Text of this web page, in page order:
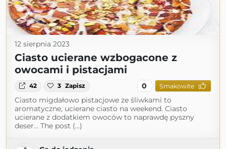
12 sierpnia 2023
Ciasto ucierane wzbogacone z
owocami i pistacjami
42 3 Zapisz 0 Smakowite
Ciasto migdałowo pistacjowe ze śliwkami to
aromatyczne, ucierane ciasto na weekend. Ciasto
ucierane z dodatkiem owoców to naprawdę pyszny
deser… The post (...)